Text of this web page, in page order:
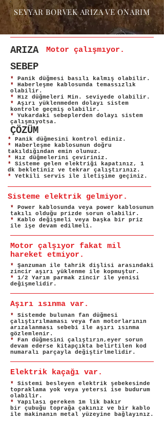
SEYYAR BORVEK ARIZA VE ONARIM
ARIZA Motor çalışmıyor.
SEBEP
* Panik düğmesi basılı kalmış olabilir.
* Haberleşme kablosunda temassızlık
olabilir.
* Hız düğmeleri Min. seviyede olabilir.
* Aşırı yüklenmeden dolayı sistem
kontrole geçmiş olabilir.
* Yukardaki sebeplerden dolayı sistem
çalışmıyotsa.
ÇÖZÜM
* Panik düğmesini kontrol ediniz.
* Haberleşme kablosunun doğru
takıldığından emin olunuz.
* Hız düğmelerini çeviriniz.
* Sisteme gelen elektriği kapatınız, 1
dk bekletiniz ve tekrar çalıştırınız.
* Yetkili servis ile iletişime geçiniz.
Sisteme elektrik gelmiyor.
* Power kablosunda veya power kablosunun
takılı olduğu prizde sorun olabilir.
* Kablo değişmeli veya başka bir priz
ile işe devam edilmeli.
Motor çalşıyor fakat mil
hareket etmiyor.
* Şanzuman ile tahrik dişlisi arasındaki
zincir aşırı yüklenme ile kopmuştur.
* 1/2 Yarım parmak zincir ile yenisi
değişmelidir.
Aşırı ısınma var.
* Sistemde bulunan fan düğmesi
çalıştırılmaması veya fan motorlarının
arızalanması sebebi ile aşırı ısınma
gözlemlenir.
* Fan düğmesini çalıştırın,eyer sorun
devam ederse kitapçıkta belirtilen kod
numaralı parçayla değiştirlmelidir.
Elektrik kaçağı var.
* Sistemi besleyen elektrik şebekesinde
topraklama yok veya yetersi ise budurum
olabilir.
* Yapılası gereken 1m lik bakır
bir çubuğu toprağa çakınız ve bir kablo
ile makinanın metal yüzeyine bağlayınız.